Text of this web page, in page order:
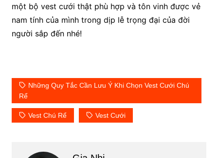
một bộ vest cưới thật phù hợp và tôn vinh được vẻ
nam tính của mình trong dịp lễ trọng đại của đời
người sắp đến nhé!
Những Quy Tắc Cần Lưu Ý Khi Chọn Vest Cưới Chú
Rể
Vest Chú Rể Vest Cưới